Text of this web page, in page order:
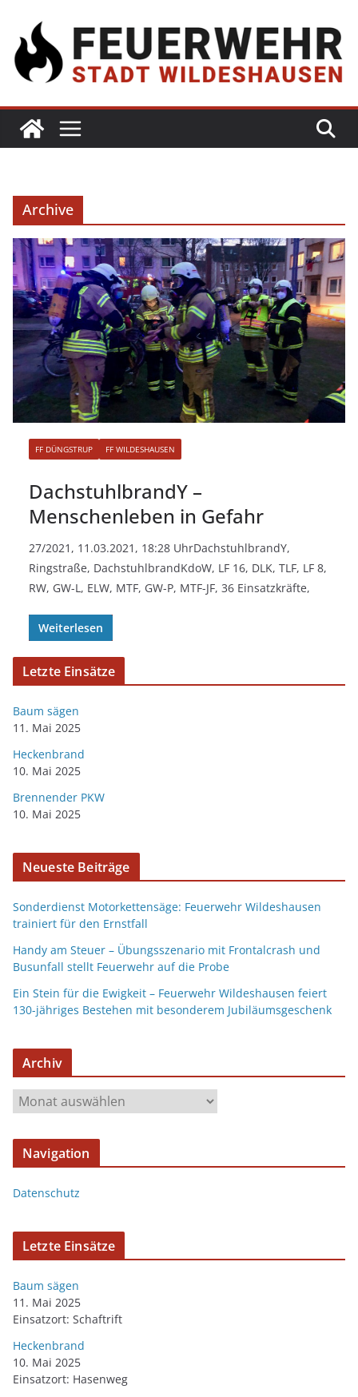
Archive
FF DÜNGSTRUP FF WILDESHAUSEN
DachstuhlbrandY –
Menschenleben in Gefahr
27/2021, 11.03.2021, 18:28 UhrDachstuhlbrandY,
Ringstraße, DachstuhlbrandKdoW, LF 16, DLK, TLF, LF 8,
RW, GW-L, ELW, MTF, GW-P, MTF-JF, 36 Einsatzkräfte,
Weiterlesen
Letzte Einsätze
Baum sägen
11. Mai 2025
Heckenbrand
10. Mai 2025
Brennender PKW
10. Mai 2025
Neueste Beiträge
Sonderdienst Motorkettensäge: Feuerwehr Wildeshausen
trainiert für den Ernstfall
Handy am Steuer – Übungsszenario mit Frontalcrash und
Busunfall stellt Feuerwehr auf die Probe
Ein Stein für die Ewigkeit – Feuerwehr Wildeshausen feiert
130-jähriges Bestehen mit besonderem Jubiläumsgeschenk
Archiv
Navigation
Datenschutz
Letzte Einsätze
Baum sägen
11. Mai 2025
Einsatzort: Schaftrift
Heckenbrand
10. Mai 2025
Einsatzort: Hasenweg